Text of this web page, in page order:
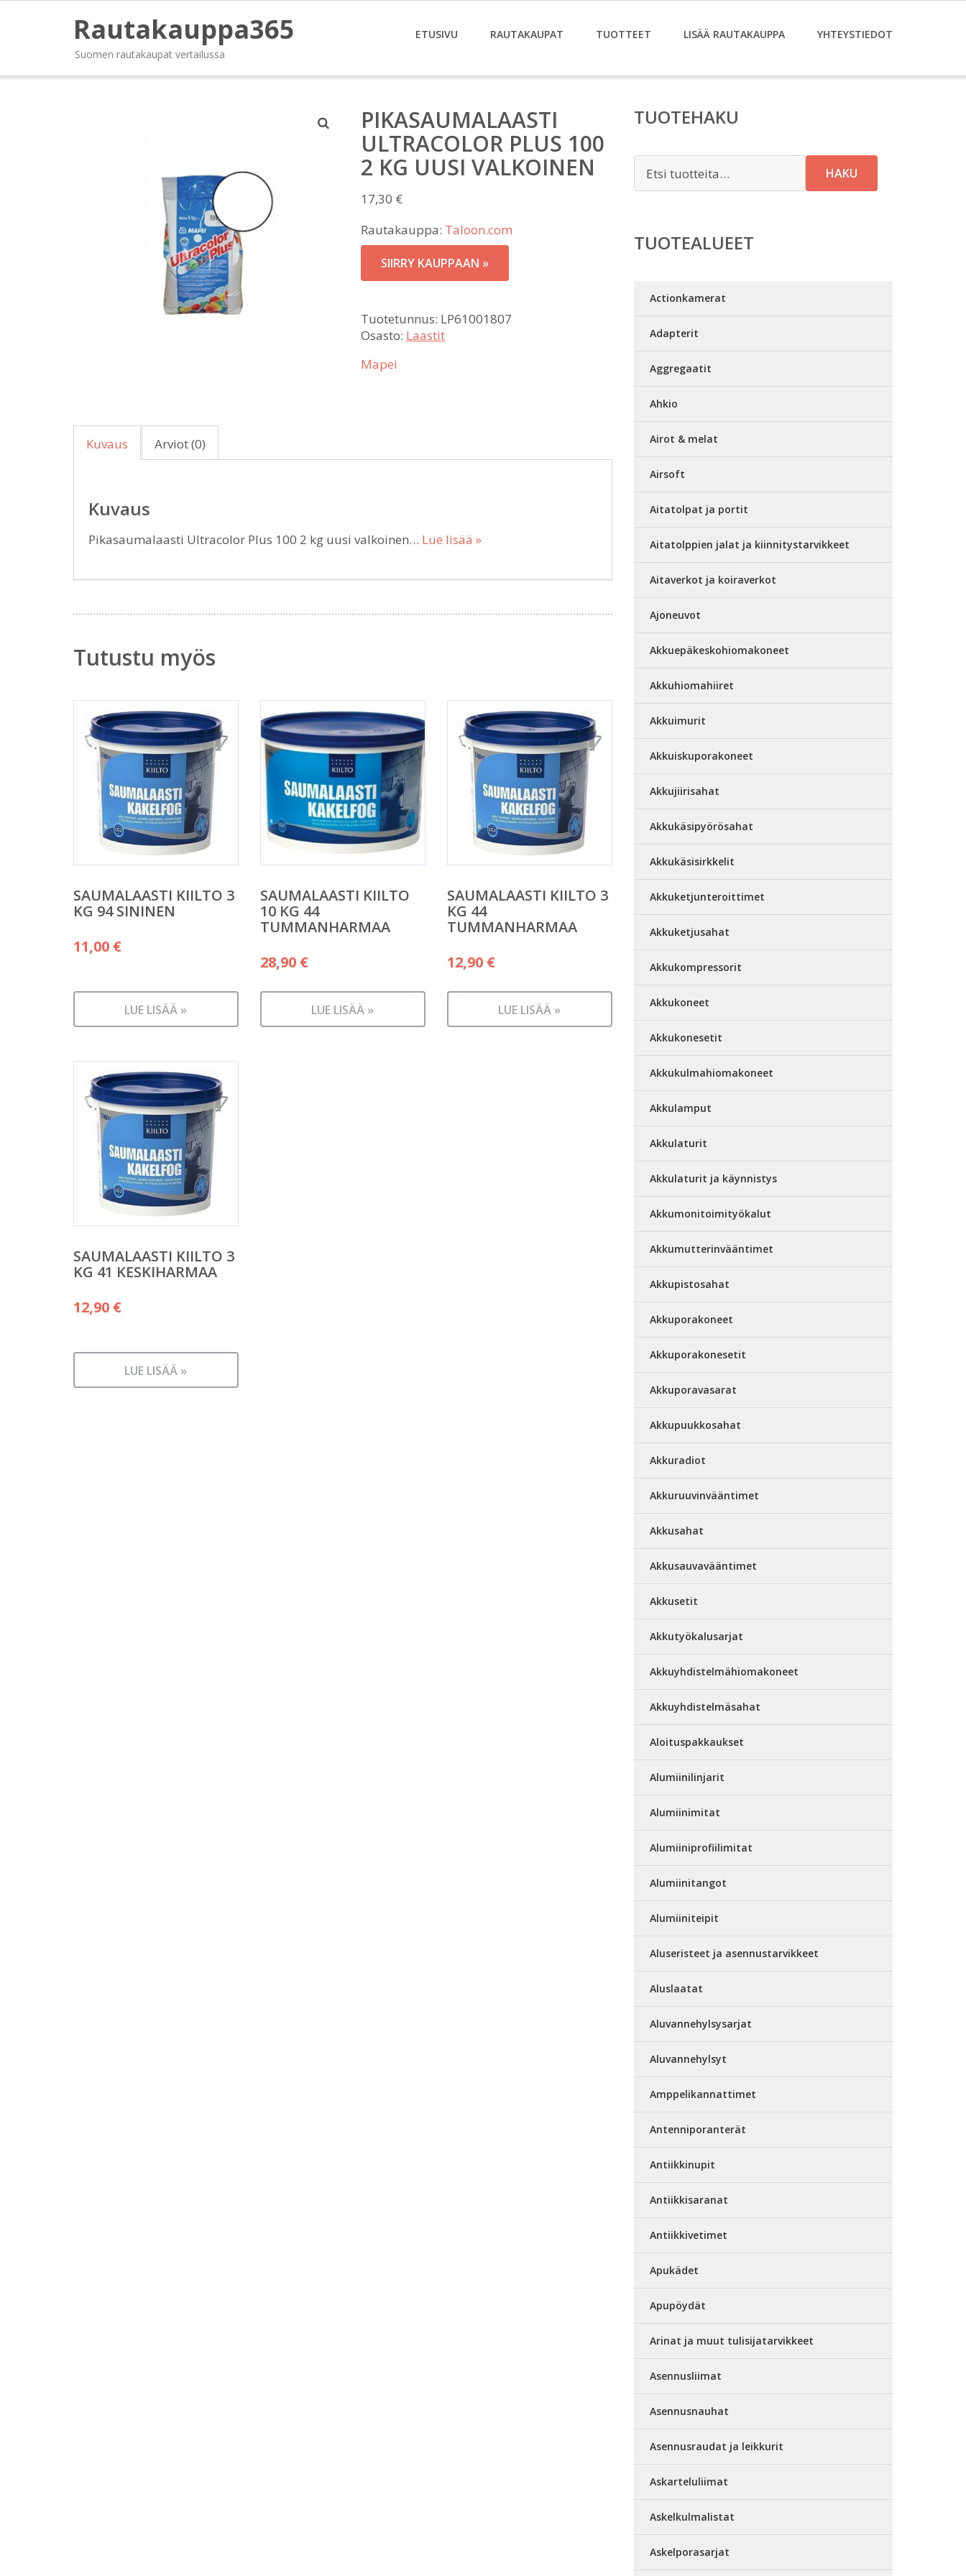
Rautakauppa365
Suomen rautakaupat vertailussa
ETUSIVU RAUTAKAUPAT TUOTTEET LISÄÄ RAUTAKAUPPA YHTEYSTIEDOT
PIKASAUMALAASTI
ULTRACOLOR PLUS 100
2 KG UUSI VALKOINEN
17,30 €
Rautakauppa: Taloon.com
SIIRRY KAUPPAAN »
Tuotetunnus: LP61001807
Osasto: Laastit
Mapei
Kuvaus Arviot (0)
Kuvaus
Pikasaumalaasti Ultracolor Plus 100 2 kg uusi valkoinen… Lue lisää »
Tutustu myös
SAUMALAASTI KIILTO 3
KG 94 SININEN
11,00 €
LUE LISÄÄ »
SAUMALAASTI KIILTO
10 KG 44
TUMMANHARMAA
28,90 €
LUE LISÄÄ »
SAUMALAASTI KIILTO 3
KG 44
TUMMANHARMAA
12,90 €
LUE LISÄÄ »
SAUMALAASTI KIILTO 3
KG 41 KESKIHARMAA
12,90 €
LUE LISÄÄ »
TUOTEHAKU
HAKU
TUOTEALUEET
Actionkamerat
Adapterit
Aggregaatit
Ahkio
Airot & melat
Airsoft
Aitatolpat ja portit
Aitatolppien jalat ja kiinnitystarvikkeet
Aitaverkot ja koiraverkot
Ajoneuvot
Akkuepäkeskohiomakoneet
Akkuhiomahiiret
Akkuimurit
Akkuiskuporakoneet
Akkujiirisahat
Akkukäsipyörösahat
Akkukäsisirkkelit
Akkuketjunteroittimet
Akkuketjusahat
Akkukompressorit
Akkukoneet
Akkukonesetit
Akkukulmahiomakoneet
Akkulamput
Akkulaturit
Akkulaturit ja käynnistys
Akkumonitoimityökalut
Akkumutterinvääntimet
Akkupistosahat
Akkuporakoneet
Akkuporakonesetit
Akkuporavasarat
Akkupuukkosahat
Akkuradiot
Akkuruuvinvääntimet
Akkusahat
Akkusauvavääntimet
Akkusetit
Akkutyökalusarjat
Akkuyhdistelmähiomakoneet
Akkuyhdistelmäsahat
Aloituspakkaukset
Alumiinilinjarit
Alumiinimitat
Alumiiniprofiilimitat
Alumiinitangot
Alumiiniteipit
Aluseristeet ja asennustarvikkeet
Aluslaatat
Aluvannehylsysarjat
Aluvannehylsyt
Amppelikannattimet
Antenniporanterät
Antiikkinupit
Antiikkisaranat
Antiikkivetimet
Apukädet
Apupöydät
Arinat ja muut tulisijatarvikkeet
Asennusliimat
Asennusnauhat
Asennusraudat ja leikkurit
Askarteluliimat
Askelkulmalistat
Askelporasarjat